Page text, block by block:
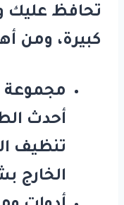
تحافظ عليك
كبيرة، ومن
مجموعة
أحدث
تنظيف
الخارج